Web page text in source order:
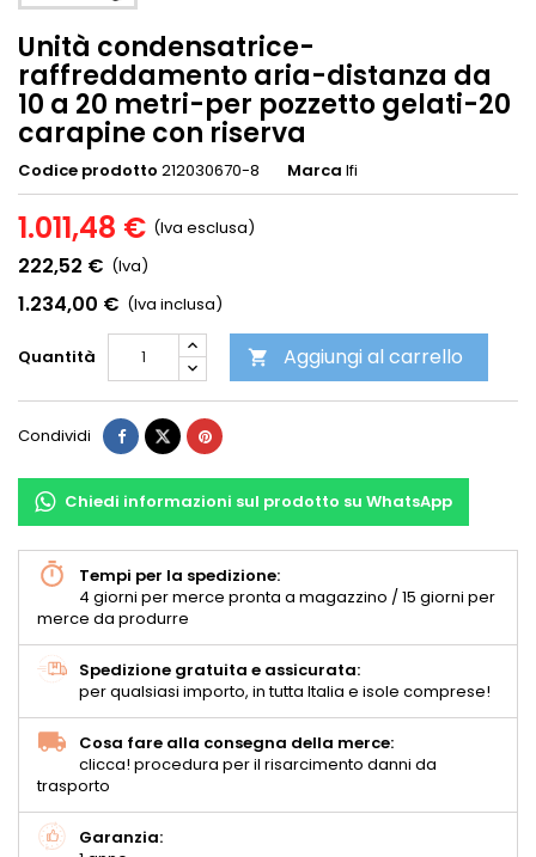
Unità condensatrice-
raffreddamento aria-distanza da
10 a 20 metri-per pozzetto gelati-20
carapine con riserva
Codice prodotto 212030670-8 Marca Ifi
1.011,48 € (Iva esclusa)
222,52 € (Iva)
1.234,00 € (Iva inclusa)
Quantità  Aggiungi al carrello
Condividi
Chiedi informazioni sul prodotto su WhatsApp
Tempi per la spedizione:
4 giorni per merce pronta a magazzino / 15 giorni per
merce da produrre
Spedizione gratuita e assicurata:
per qualsiasi importo, in tutta Italia e isole comprese!
Cosa fare alla consegna della merce:
clicca! procedura per il risarcimento danni da
trasporto
Garanzia: